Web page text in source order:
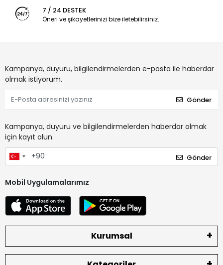
7 / 24 DESTEK
Öneri ve şikayetlerinizi bize iletebilirsiniz.
Kampanya, duyuru, bilgilendirmelerden e-posta ile haberdar
olmak istiyorum.
Gönder
Kampanya, duyuru ve bilgilendirmelerden haberdar olmak
için kayıt olun.
Gönder
Mobil Uygulamalarımız
Kurumsal